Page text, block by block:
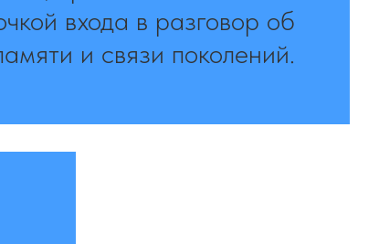
входа в разговор об
и связи поколений.